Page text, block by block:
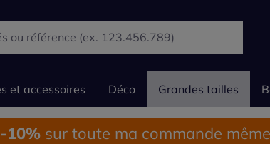
et accessoires Déco Grandes tailles
-10% sur toute ma commande